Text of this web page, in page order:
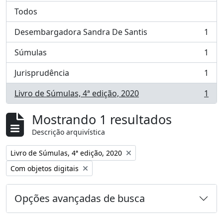
Todos
Desembargadora Sandra De Santis
, 1 resultados
1
Súmulas
, 1 resultados
1
Jurisprudência
, 1 resultados
1
Livro de Súmulas, 4ª edição, 2020
, 1 resultados 1
Mostrando 1 resultados
Descrição arquivística
Remover filtro:
Livro de Súmulas, 4ª edição, 2020
Remover filtro:
Com objetos digitais
Opções avançadas de busca